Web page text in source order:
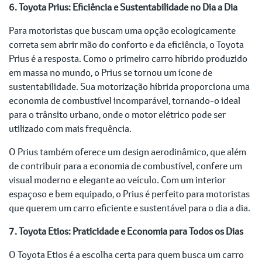
6. Toyota Prius: Eficiência e Sustentabilidade no Dia a Dia
Para motoristas que buscam uma opção ecologicamente
correta sem abrir mão do conforto e da eficiência, o Toyota
Prius é a resposta. Como o primeiro carro híbrido produzido
em massa no mundo, o Prius se tornou um ícone de
sustentabilidade. Sua motorização híbrida proporciona uma
economia de combustível incomparável, tornando-o ideal
para o trânsito urbano, onde o motor elétrico pode ser
utilizado com mais frequência.
O Prius também oferece um design aerodinâmico, que além
de contribuir para a economia de combustível, confere um
visual moderno e elegante ao veículo. Com um interior
espaçoso e bem equipado, o Prius é perfeito para motoristas
que querem um carro eficiente e sustentável para o dia a dia.
7. Toyota Etios: Praticidade e Economia para Todos os Dias
O Toyota Etios é a escolha certa para quem busca um carro